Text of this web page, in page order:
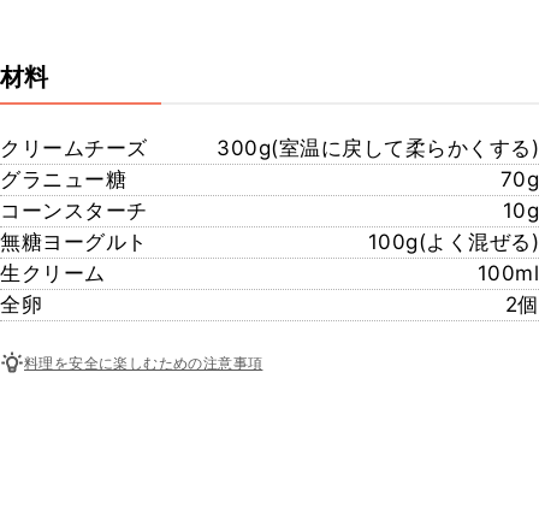
材料
クリームチーズ
300g(室温に戻して柔らかくする)
グラニュー糖
70g
コーンスターチ
10g
無糖ヨーグルト
100g(よく混ぜる)
生クリーム
100ml
全卵
2個
料理を安全に楽しむための注意事項